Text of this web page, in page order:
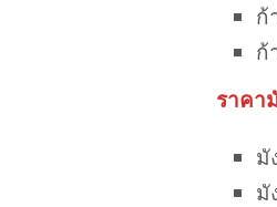
ก้
ก้
ราคา
มั
มั